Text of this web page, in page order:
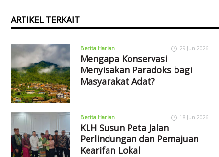
ARTIKEL TERKAIT
Berita Harian 29 Jun 2026
Mengapa Konservasi
Menyisakan Paradoks bagi
Masyarakat Adat?
Berita Harian 18 Jun 2026
KLH Susun Peta Jalan
Perlindungan dan Pemajuan
Kearifan Lokal